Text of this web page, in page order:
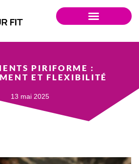
PIRIFORME :
ET FLEXIBILITÉ
13 mai 2025